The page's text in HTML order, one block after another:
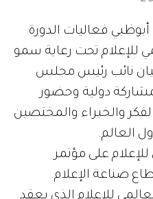
فعاليات الدورة
للإعلام تحت رعاية سمو
نائب رئيس مجلس
بمشاركة دولية وحضور
والخبراء والمختصين
العالم.
على مؤتمر
صناعة الإعلام.
للإعلام الذي يعقد